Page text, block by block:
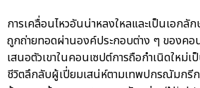
การเคลื่อนไหวอันน่าหลงใหลและเป็นเอก
ถูกถ่ายทอดผ่านองค์ประกอบต่าง ๆ ของคอ
เสนอตัวเขาในคอนเซปต์การถือกำเนิดใหม่เ
ชีวิตลึกลับผู้เปี่ยมเสน่ห์ตามเทพปกรณัมกรีก